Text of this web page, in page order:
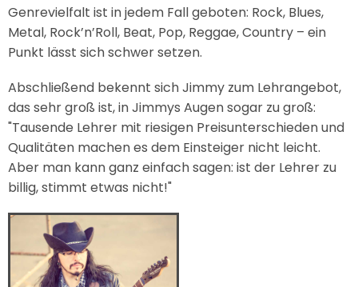
Genrevielfalt ist in jedem Fall geboten: Rock, Blues,
Metal, Rock’n’Roll, Beat, Pop, Reggae, Country – ein
Punkt lässt sich schwer setzen.
Abschließend bekennt sich Jimmy zum Lehrangebot,
das sehr groß ist, in Jimmys Augen sogar zu groß:
"Tausende Lehrer mit riesigen Preisunterschieden und
Qualitäten machen es dem Einsteiger nicht leicht.
Aber man kann ganz einfach sagen: ist der Lehrer zu
billig, stimmt etwas nicht!"